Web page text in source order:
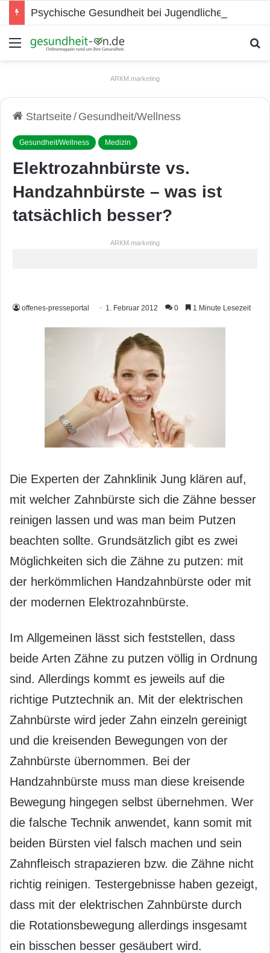
Psychische Gesundheit bei Jugendlichen
Menü
ARKM.marketing
Startseite/ Gesundheit/Wellness
Gesundheit/Wellness Medizin
Elektrozahnbürste vs.
Handzahnbürste – was ist
tatsächlich besser?
ARKM.marketing
offenes-presseportal 1. Februar 2012 0 1 Minute Lesezeit
Die Experten der Zahnklinik Jung klären auf,
mit welcher Zahnbürste sich die Zähne besser
reinigen lassen und was man beim Putzen
beachten sollte. Grundsätzlich gibt es zwei
Möglichkeiten sich die Zähne zu putzen: mit
der herkömmlichen Handzahnbürste oder mit
der modernen Elektrozahnbürste.
Im Allgemeinen lässt sich feststellen, dass
beide Arten Zähne zu putzen völlig in Ordnung
sind. Allerdings kommt es jeweils auf die
richtige Putztechnik an. Mit der elektrischen
Zahnbürste wird jeder Zahn einzeln gereinigt
und die kreisenden Bewegungen von der
Zahnbürste übernommen. Bei der
Handzahnbürste muss man diese kreisende
Bewegung hingegen selbst übernehmen. Wer
die falsche Technik anwendet, kann somit mit
beiden Bürsten viel falsch machen und sein
Zahnfleisch strapazieren bzw. die Zähne nicht
richtig reinigen. Testergebnisse haben gezeigt,
dass mit der elektrischen Zahnbürste durch
die Rotationsbewegung allerdings insgesamt
ein bisschen besser gesäubert wird.